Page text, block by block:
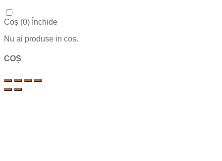
Coș (0) Închide
Nu ai produse in cos.
COȘ